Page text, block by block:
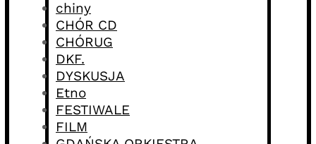
chiny
CHÓR CD
CHÓRUG
DKF.
DYSKUSJA
Etno
FESTIWALE
FILM